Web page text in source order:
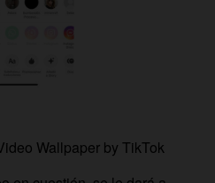
Wallpaper by TikTok